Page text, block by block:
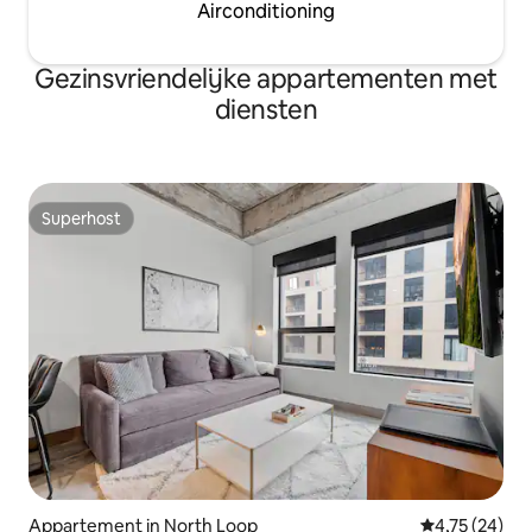
Airconditioning
Gezinsvriendelijke appartementen met
diensten
Superhost
Superhost
Appartement in North Loop Gemiddelde
4,75 (24)